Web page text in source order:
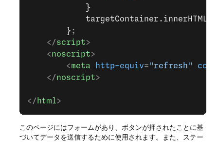
            }
            targetContainer.innerHTML
        }
;
    </
script>
    <
noscript>
        <
meta http-equiv="refresh"
    </
noscript>
</ html>
このページにはフォームがあり、ボタンが押されたことに基
づいてデータを送信するために使用されます。また、ステー